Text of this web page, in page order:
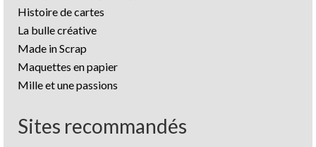
Histoire de cartes
La bulle créative
Made in Scrap
Maquettes en papier
Mille et une passions
Sites recommandés